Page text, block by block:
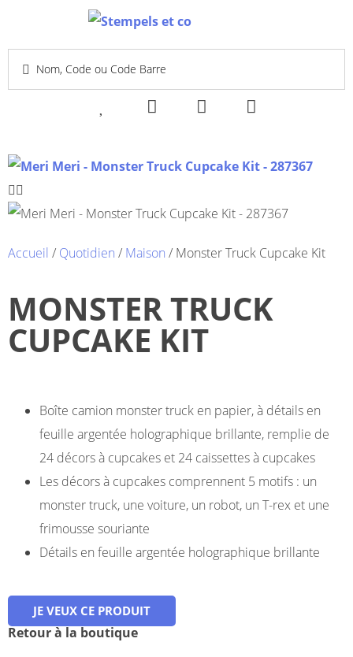
Accueil / Quotidien / Maison / Monster Truck Cupcake Kit
MONSTER TRUCK
CUPCAKE KIT
Boîte camion monster truck en papier, à détails en
feuille argentée holographique brillante, remplie de
24 décors à cupcakes et 24 caissettes à cupcakes
Les décors à cupcakes comprennent 5 motifs : un
monster truck, une voiture, un robot, un T-rex et une
frimousse souriante
Détails en feuille argentée holographique brillante
JE VEUX CE PRODUIT
Retour à la boutique